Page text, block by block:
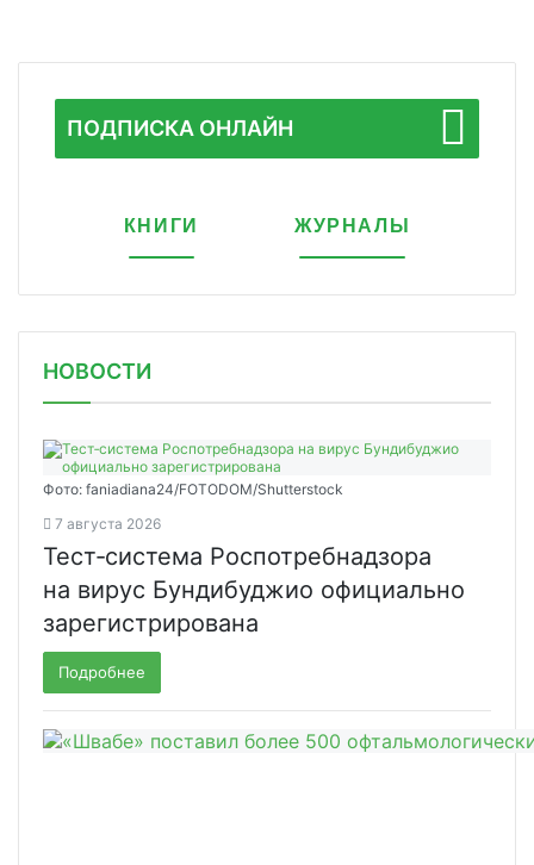
ПОДПИСКА ОНЛАЙН
КНИГИ ЖУРНАЛЫ
НОВОСТИ
Фото: faniadiana24/FOTODOM/Shutterstock
7 августа 2026
Тест‑система Роспотребнадзора
на вирус Бундибуджио официально
зарегистрирована
Подробнее